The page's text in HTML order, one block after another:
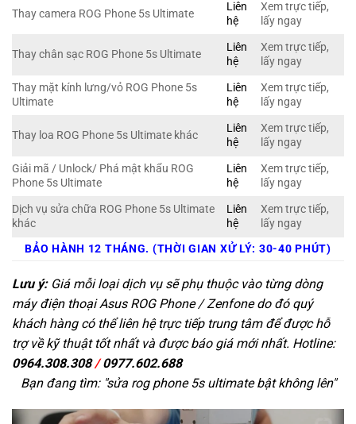
Thay camera ROG Phone 5s Ultimate
Liên
hệ
Xem trực tiếp,
lấy ngay
Thay chân sạc ROG Phone 5s Ultimate
Liên
hệ
Xem trực tiếp,
lấy ngay
Thay mặt kính lưng/vỏ ROG Phone 5s
Ultimate
Liên
hệ
Xem trực tiếp,
lấy ngay
Thay loa ROG Phone 5s Ultimate khác
Liên
hệ
Xem trực tiếp,
lấy ngay
Giải mã / Unlock/ Phá mật khẩu ROG
Phone 5s Ultimate
Liên
hệ
Xem trực tiếp,
lấy ngay
Dịch vụ sửa chữa ROG Phone 5s Ultimate
khác
Liên
hệ
Xem trực tiếp,
lấy ngay
BẢO HÀNH 12 THÁNG. (THỜI GIAN XỬ LÝ: 30-40 PHÚT)
Lưu ý:Giá mỗi loại dịch vụ sẽ phụ thuộc vào từng dòng
máy điện thoại Asus ROG Phone / Zenfone do đó quý
khách hàng có thể liên hệ trực tiếp trung tâm để được hỗ
trợ về kỹ thuật tốt nhất và được báo giá mới nhất. Hotline:
0964.308.308/0977.602.688
Bạn đang tìm: "sửa rog phone 5s ultimate bật không lên"